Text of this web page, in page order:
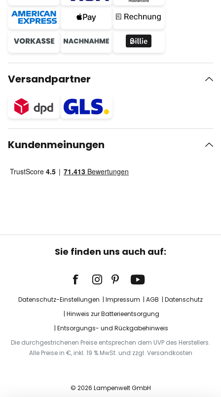
Versandpartner
Kundenmeinungen
Sie finden uns auch auf:
Datenschutz-Einstellungen Impressum AGB
Datenschutz
Hinweis zur Batterieentsorgung
Entsorgungs- und Rückgabehinweis
Die durchgestrichenen Preise entsprechen dem UVP des Herstellers.
Alle Preise in €, inkl. 19 % MwSt. und zzgl. Versandkosten
© 2026 Lampenwelt GmbH